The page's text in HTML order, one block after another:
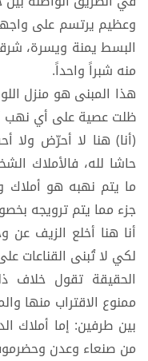
وعظيم يرتسم على
البسط يمنة ويسرة،
منه شبراً واحداً.
هذا المبنى هو منزل
ظلت عصية على أي نهب
(أنا) هنا لا أحرّض ولا
حاشا لله، فالأملاك
ما يتم نهبه هو أملاك
جزء مما يتم ترويجه
أنا هنا أخلع الزيف
لكي لا تُبنى القناعات
الحقيقة تقول خلاف
ممنوع الاقتراب منها
بين طرفين: إما أملاك
من صنعاء وعدن